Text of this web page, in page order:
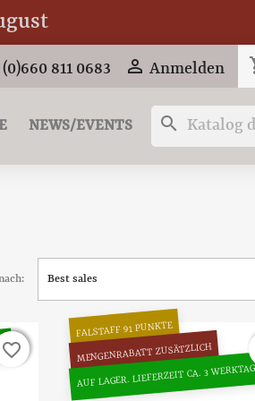
(0)660 811 0683  Anmelden
NEWS/EVENTS search
Best sales
favorite_border
favorite_border
FALSTAFF 91 PUNKTE
MENGENRABATT ZUSÄTZLICH
AUF LAGER. LIEFERZEIT CA. 3